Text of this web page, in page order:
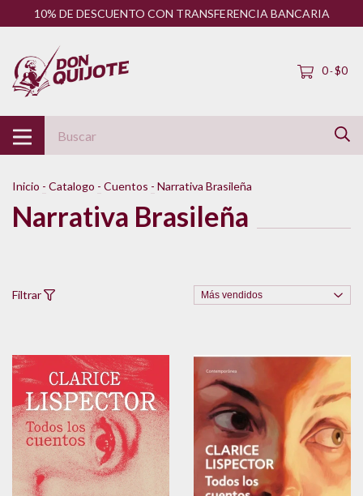
10% DE DESCUENTO CON TRANSFERENCIA BANCARIA
0-$0
Inicio - Catalogo - Cuentos - Narrativa Brasileña
Narrativa Brasileña
Filtrar